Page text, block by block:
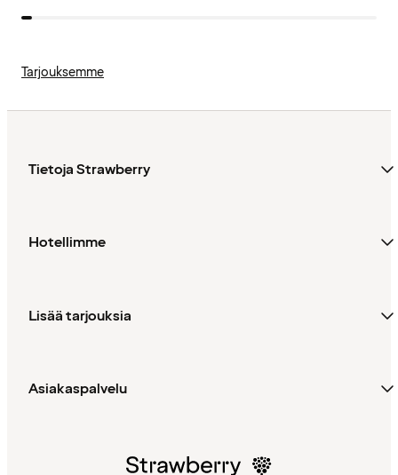
Tarjouksemme
Tietoja Strawberry
Hotellimme
Lisää tarjouksia
Asiakaspalvelu